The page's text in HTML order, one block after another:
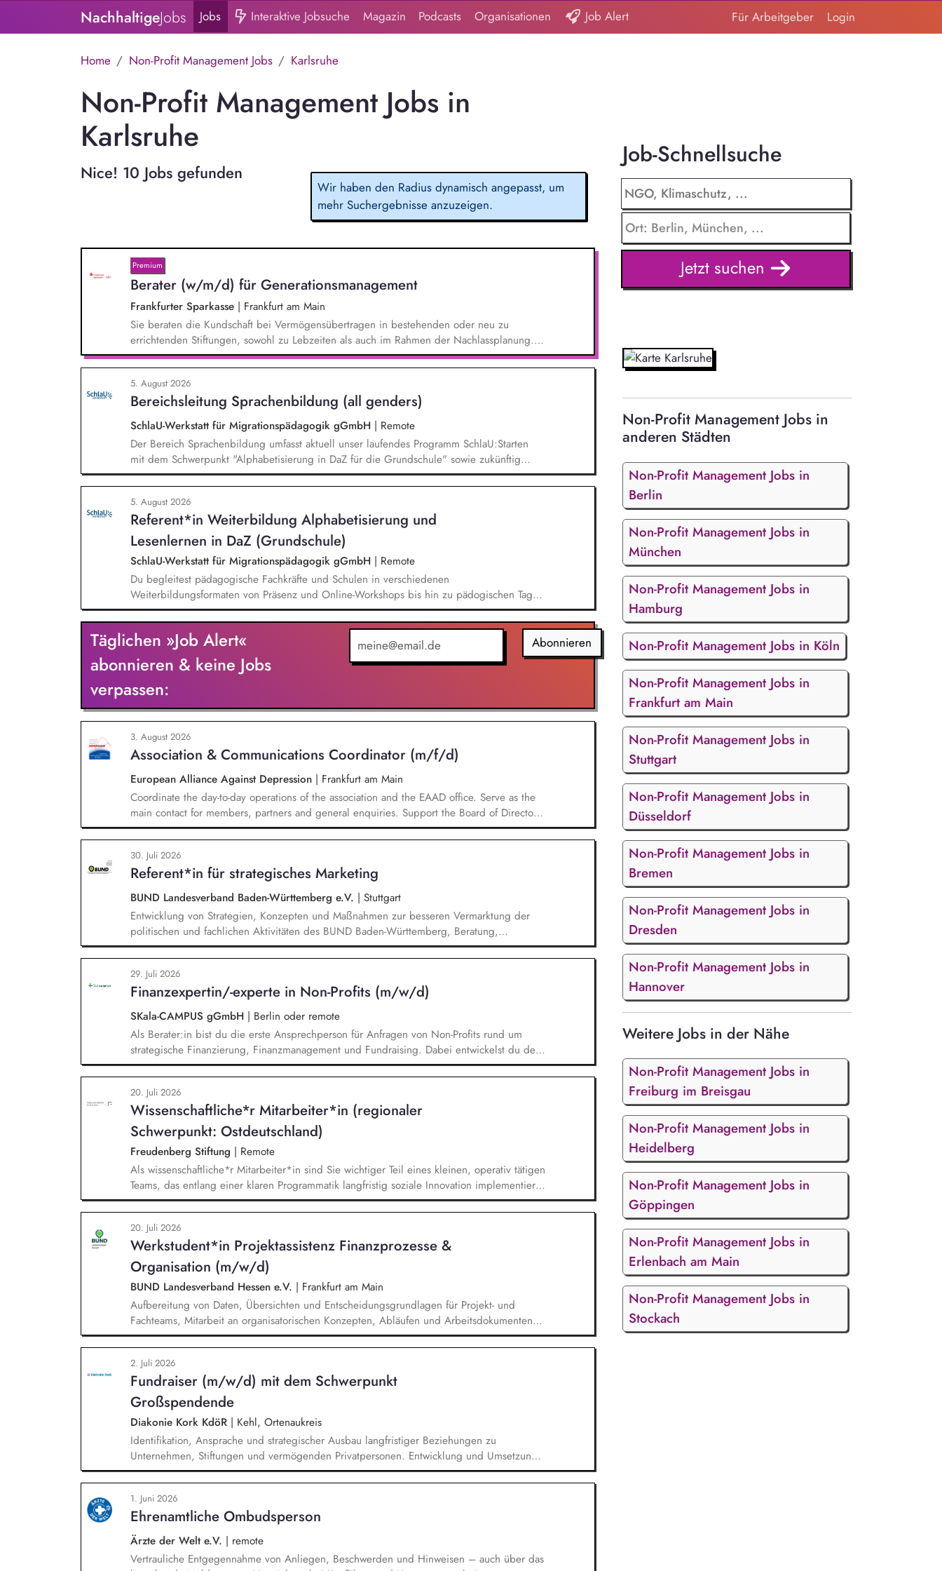
NachhaltigeJobs Jobs Interaktive Jobsuche Magazin Podcasts Organisationen Job Alert Für Arbeitgeber Login
Home Non-Profit Management Jobs Karlsruhe
Non-Profit Management Jobs in
Karlsruhe
Nice! 10 Jobs gefunden
Wir haben den Radius dynamisch angepasst, um
mehr Suchergebnisse anzuzeigen.
Premium
Berater (w/m/d) für Generationsmanagement
Frankfurter Sparkasse | Frankfurt am Main
Sie beraten die Kundschaft bei Vermögensübertragen in bestehenden oder neu zu
errichtenden Stiftungen, sowohl zu Lebzeiten als auch im Rahmen der Nachlassplanung.
Sie übernehmen eigenverantwortlich alle relevanten Aufgaben bei der
Testamentsvollstreckung und Nachlassverwaltung. Sie wirken aktiv an Werbemaßnahmen
im Stiftungs- und Nachlassmanagement mit, auch in kreativer Hinsicht.
5. August 2026
Bereichsleitung Sprachenbildung (all genders)
SchlaU-Werkstatt für Migrationspädagogik gGmbH | Remote
Der Bereich Sprachenbildung umfasst aktuell unser laufendes Programm SchlaU:Starten
mit dem Schwerpunkt "Alphabetisierung in DaZ für die Grundschule" sowie zukünftig
weitere auf Unterrichtsmaterial bezogene Projekte mit den Schwerpunkten
sprachensensibles und rassismuskritisches Deutschlernen von der Grundschule bis in die
Berufliche Bildung. Der Bereich Sprachenbildung entwickelt in seinen Projekten dazu
zielgruppengerechte und innovative Unterrichtsmaterialien und begleitet pädagogische
Fachkräfte mit daran angeschlossenen Weiterbildungsangeboten online wie offline.
5. August 2026
Referent*in Weiterbildung Alphabetisierung und
Lesenlernen in DaZ (Grundschule)
SchlaU-Werkstatt für Migrationspädagogik gGmbH | Remote
Du begleitest pädagogische Fachkräfte und Schulen in verschiedenen
Weiterbildungsformaten von Präsenz und Online-Workshops bis hin zu pädogischen Tagen
und erstellst Online-Selbstlernkurse für unsere Plattform schlau-lernen.org. Die inhaltlichen
Schwerpunkte liegen dabei auf den Bereichen Lesen lernen,
Mehrsprachigkeitsbewusstsein und Alphabetisierung in der Grundschule.
Täglichen »Job Alert«
abonnieren & keine Jobs
verpassen:
Abonnieren
3. August 2026
Association & Communications Coordinator (m/f/d)
European Alliance Against Depression | Frankfurt am Main
Coordinate the day-to-day operations of the association and the EAAD office. Serve as the
main contact for members, partners and general enquiries. Support the Board of Directors
by organising meetings, preparing documents and following up on decisions. Coordinate
the association's website, newsletters and social media. Support awareness campaigns and
communication activities. Coordinate and develop EAAD's fundraising activities.
30. Juli 2026
Referent*in für strategisches Marketing
BUND Landesverband Baden-Württemberg e.V. | Stuttgart
Entwicklung von Strategien, Konzepten und Maßnahmen zur besseren Vermarktung der
politischen und fachlichen Aktivitäten des BUND Baden-Württemberg, Beratung,
Unterstützung und Qualifizierung der Haupt- und Ehrenamtlichen im BUND zur
Verbesserung der öffentlichen Sichtbarkeit des BUND, Konzeptionelle Begleitung des
BUND-Auftritts bei Veranstaltungen, Aktionen u.ä.
29. Juli 2026
Finanzexpertin/-experte in Non-Profits (m/w/d)
SKala-CAMPUS gGmbH | Berlin oder remote
Als Berater:in bist du die erste Ansprechperson für Anfragen von Non-Profits rund um
strategische Finanzierung, Finanzmanagement und Fundraising. Dabei entwickelst du den
gesamten Prozess von der Anfrage über Angebotserstellung bis zur eigenverantwortlichen
Umsetzung. Auf Basis der jeweiligen Herausforderungen entwickelst du passgenaue
Beratungsprozesse und berätst Organisationen zu zentralen Fragen ihrer finanziellen
Steuerung und strategischen Weiterentwicklung.
20. Juli 2026
Wissenschaftliche*r Mitarbeiter*in (regionaler
Schwerpunkt: Ostdeutschland)
Freudenberg Stiftung | Remote
Als wissenschaftliche*r Mitarbeiter*in sind Sie wichtiger Teil eines kleinen, operativ tätigen
Teams, das entlang einer klaren Programmatik langfristig soziale Innovation implementiert.
Sie unterstützen die Geschäftsführung bei der Umsetzung der Stiftungsprogrammatik und
entwickeln dabei die Internationalisierungsstrategie der Stiftung weiter. Sie übersetzen
wissenschaftliche Erkenntnisse in alltagsangebundene Handlungsansätze entlang unserer
Stiftungsprogrammatik.
20. Juli 2026
Werkstudent*in Projektassistenz Finanzprozesse &
Organisation (m/w/d)
BUND Landesverband Hessen e.V. | Frankfurt am Main
Aufbereitung von Daten, Übersichten und Entscheidungsgrundlagen für Projekt- und
Fachteams, Mitarbeit an organisatorischen Konzepten, Abläufen und Arbeitsdokumenten,
Unterstützung im Projektmanagement (z. B. Protokolle, Aufgabenverfolgung,
Terminvorbereitung), Recherchen zu organisatorischen und finanzbezogenen
Fragestellungen, Pflege und Strukturierung von Projekt- und
Organisationsdokumentationen, allgemeine unterstützende Tätigkeiten im Bereich
Finanzverwaltung und Organisation.
2. Juli 2026
Fundraiser (m/w/d) mit dem Schwerpunkt
Großspendende
Diakonie Kork KdöR | Kehl, Ortenaukreis
Identifikation, Ansprache und strategischer Ausbau langfristiger Beziehungen zu
Unternehmen, Stiftungen und vermögenden Privatpersonen. Entwicklung und Umsetzung
individueller Förderstrategien (Major Donor Journeys). Planung, Organisation und
Durchführung von exklusiven Fundraising-Veranstaltungen. Strategische Beratung und
Begleitung der Geschäftsleitung sowie der Gremien bei hochrangigen Spenderterminen
und der direkten Ansprache.
1. Juni 2026
Ehrenamtliche Ombudsperson
Ärzte der Welt e.V. | remote
Vertrauliche Entgegennahme von Anliegen, Beschwerden und Hinweisen – auch über das
Job-Schnellsuche
Jetzt suchen
Non-Profit Management Jobs in
anderen Städten
Non-Profit Management Jobs in
Berlin
Non-Profit Management Jobs in
München
Non-Profit Management Jobs in
Hamburg
Non-Profit Management Jobs in Köln
Non-Profit Management Jobs in
Frankfurt am Main
Non-Profit Management Jobs in
Stuttgart
Non-Profit Management Jobs in
Düsseldorf
Non-Profit Management Jobs in
Bremen
Non-Profit Management Jobs in
Dresden
Non-Profit Management Jobs in
Hannover
Weitere Jobs in der Nähe
Non-Profit Management Jobs in
Freiburg im Breisgau
Non-Profit Management Jobs in
Heidelberg
Non-Profit Management Jobs in
Göppingen
Non-Profit Management Jobs in
Erlenbach am Main
Non-Profit Management Jobs in
Stockach